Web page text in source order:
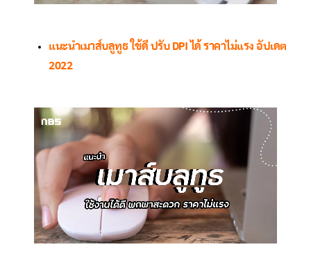
แนะนำเมาส์บลูทูธ ใช้ดี ปรับ DPI ได้ ราคาไม่แรง อัปเดต
2022